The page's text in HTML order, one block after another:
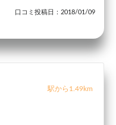
口コミ投稿日：2018/01/09
駅から1.49km